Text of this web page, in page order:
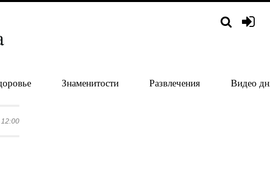
Знаменитости Развлечения Видео